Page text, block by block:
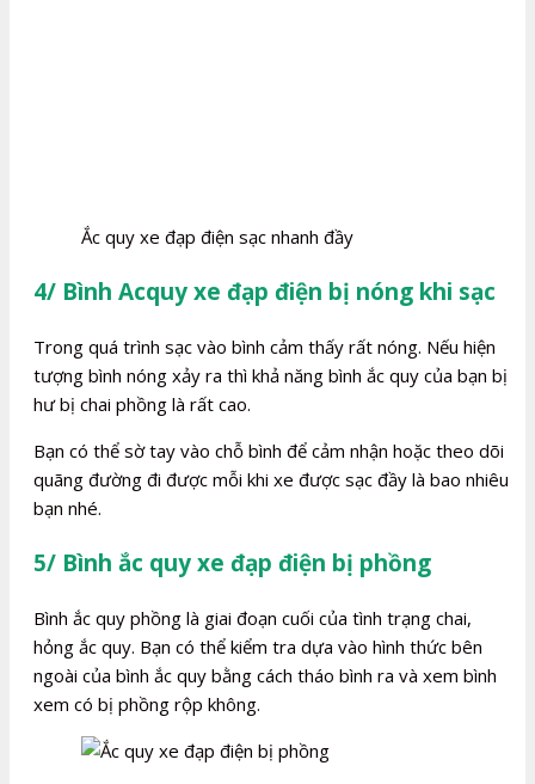
Ắc quy xe đạp điện sạc nhanh đầy
4/ Bình Acquy xe đạp điện bị nóng khi sạc
Trong quá trình sạc vào bình cảm thấy rất nóng. Nếu hiện
tượng bình nóng xảy ra thì khả năng bình ắc quy của bạn bị
hư bị chai phồng là rất cao.
Bạn có thể sờ tay vào chỗ bình để cảm nhận hoặc theo dõi
quãng đường đi được mỗi khi xe được sạc đầy là bao nhiêu
bạn nhé.
5/ Bình ắc quy xe đạp điện bị phồng
Bình ắc quy phồng là giai đoạn cuối của tình trạng chai,
hỏng ắc quy. Bạn có thể kiểm tra dựa vào hình thức bên
ngoài của bình ắc quy bằng cách tháo bình ra và xem bình
xem có bị phồng rộp không.